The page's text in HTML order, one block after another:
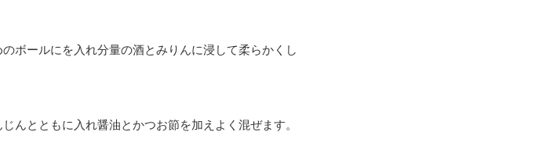
ボールにを入れ分量の酒とみりんに浸して柔らかくし
んとともに入れ醤油とかつお節を加えよく混ぜます。